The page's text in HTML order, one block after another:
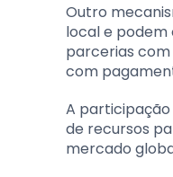
Outro
local e podem
parcerias
com
A
de recursos
mercado